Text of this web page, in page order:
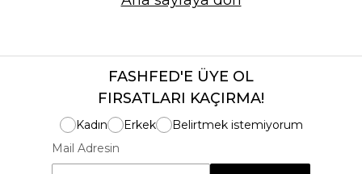
FASHFED'E ÜYE OL
FIRSATLARI KAÇIRMA!
Kadın Erkek
Belirtmek istemiyorum
Mail Adresin